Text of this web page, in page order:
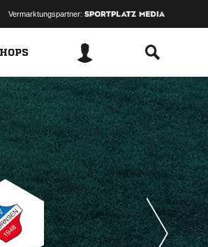
Vermarktungspartner: